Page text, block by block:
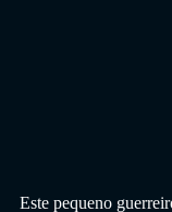
Este pequeno